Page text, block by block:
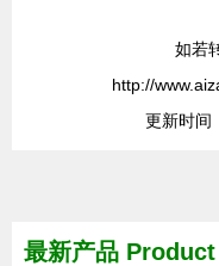
如若
http://
更新时间
最新产品 Product